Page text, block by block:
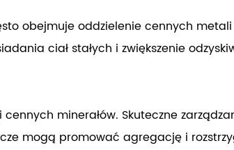
obejmuje oddzielenie cennych
ciał stałych i zwiększenie
minerałów. Skuteczne
mogą promować agregację i